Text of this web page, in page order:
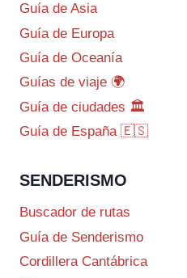
Guía de Asia
Guía de Europa
Guía de Oceanía
Guías de viaje 🌍
Guía de ciudades 🏛️
Guía de España 🇪🇸
SENDERISMO
Buscador de rutas
Guía de Senderismo
Cordillera Cantábrica